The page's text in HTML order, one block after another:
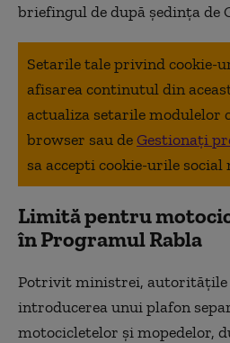
briefingul de după ședința de
Setarile tale privind cookie-
afisarea continutul din
actualiza setarile modulelor
browser sau deGestionați
sa accepti cookie-urile social
Limită pentru
în Programul Rabla
Potrivit ministrei, autoritățile
introducerea unui plafon
motocicletelor și mopedelor,